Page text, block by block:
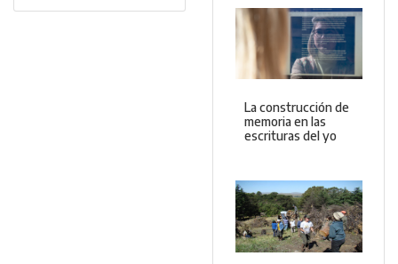
La construcción de
memoria en las
escrituras del yo